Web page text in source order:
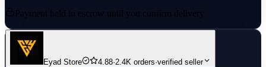
Payment held in escrow until you confirm delivery
Eyad Store 4.88·2.4K orders·verified seller